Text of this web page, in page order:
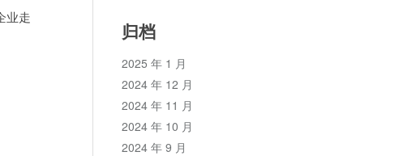
业走
归档
2025 年 1 月
2024 年 12 月
2024 年 11 月
2024 年 10 月
2024 年 9 月